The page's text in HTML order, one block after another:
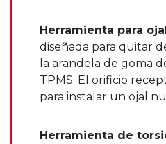
Herramienta para
diseñada para quitar
la arandela de goma
TPMS. El orificio
para instalar un ojal
Herramienta de